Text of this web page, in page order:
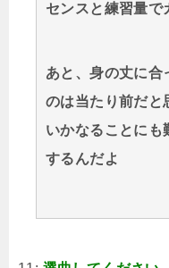
センスと練習量で
あと、身の丈に合
のは当たり前だと
いかなることにも
するんだよ